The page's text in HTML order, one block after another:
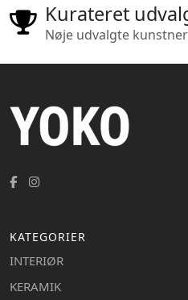
Kurateret
Nøje udvalgte
KATEGORIER
INTERIØR
KERAMIK